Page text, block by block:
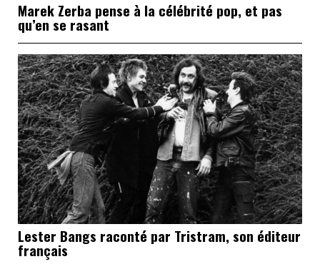
Marek Zerba pense à la célébrité pop, et pas
qu’en se rasant
Lester Bangs raconté par Tristram, son éditeur
français